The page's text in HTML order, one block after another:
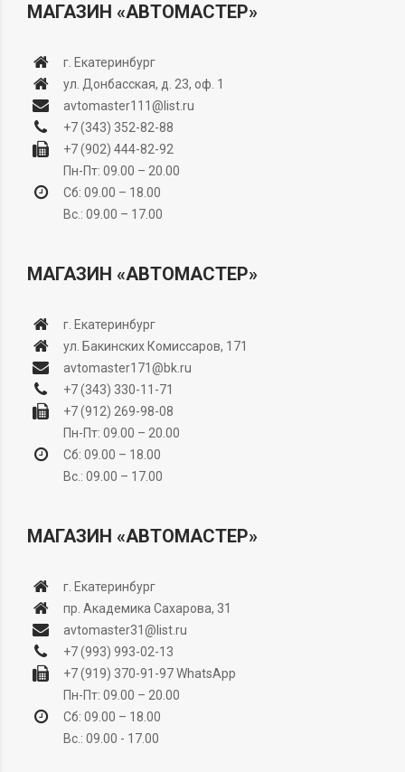
МАГАЗИН «АВТОМАСТЕР»
г. Екатеринбург
ул. Донбасская, д. 23, оф. 1
avtomaster111@list.ru
+7 (343) 352-82-88
+7 (902) 444-82-92
Пн-Пт: 09.00 – 20.00
Сб: 09.00 – 18.00
Вс.: 09.00 – 17.00
МАГАЗИН «АВТОМАСТЕР»
г. Екатеринбург
ул. Бакинских Комиссаров, 171
avtomaster171@bk.ru
+7 (343) 330-11-71
+7 (912) 269-98-08
Пн-Пт: 09.00 – 20.00
Сб: 09.00 – 18.00
Вс.: 09.00 – 17.00
МАГАЗИН «АВТОМАСТЕР»
г. Екатеринбург
пр. Академика Сахарова, 31
avtomaster31@list.ru
+7 (993) 993-02-13
+7 (919) 370-91-97WhatsApp
Пн-Пт: 09.00 – 20.00
Сб: 09.00 – 18.00
Вс.: 09.00 - 17.00